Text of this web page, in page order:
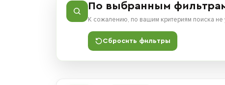
По выбранным
К сожалению, по вашим критериям поиска
Сбросить фильтры